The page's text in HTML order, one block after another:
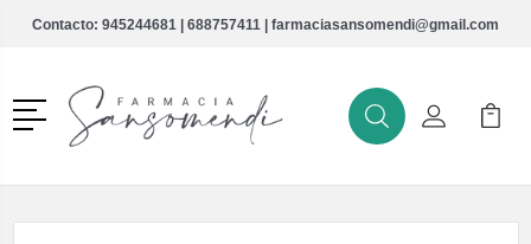
Contacto: 945244681 | 688757411 | farmaciasansomendi@gmail.com
Menú
BuscarMi Cuenta
Mi